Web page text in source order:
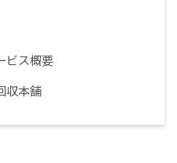
ビス概要
収本舗